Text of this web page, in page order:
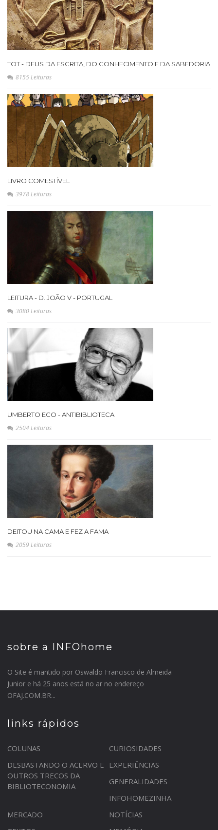
TOT - DEUS DA ESCRITA, DO CONHECIMENTO E DA SABEDORIA
8155 Leituras
LIVRO COMESTÍVEL
3978 Leituras
LEITURA - D. JOÃO V - PORTUGAL
3080 Leituras
UMBERTO ECO - ANTIBIBLIOTECA
2504 Leituras
DEITOU NA CAMA E FEZ A FAMA
2059 Leituras
sobre a INFOhome
O Site é mantido por Oswaldo Francisco de Almeida
Junior e há 25 anos está no ar no endereço
OFAJ.COM.BR...
links rápidos
COLUNAS
CURIOSIDADES
DESBASTANDO O ACERVO E
OUTROS TRECOS DA
BIBLIOTECONOMIA
EXPERIÊNCIAS
GENERALIDADES
INFOHOMEZINHA
MERCADO
NOTÍCIAS